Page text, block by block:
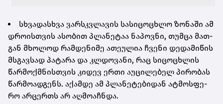
სხვა­დას­ხვა ვარ­სკვლა­ვის სა­სი­ცო­ცხლო ზო­ნა­ში ამ
დრო­ის­თვის ასო­ბით პლა­ნე­ტაა ნა­პოვ­ნი, თუმ­ცა მათ­
გან მხო­ლოდ რამ­დე­ნი­მე ათე­უ­ლია ჩვე­ნი დე­და­მი­წის
მსგავ­სად პა­ტა­რა და კლდო­ვა­ნი, რაც სი­ცო­ცხლის
წარ­მოქ­მნის­თვის კი­დევ ერთი აუ­ცი­ლე­ბელ პი­რო­ბას
წარ­მო­ად­გენს. აქამ­დე ამ პლა­ნე­ტე­ბი­დან ატ­მოს­ფე­
რო არ­ცერ­თს არ აღ­მო­აჩ­ნდა.